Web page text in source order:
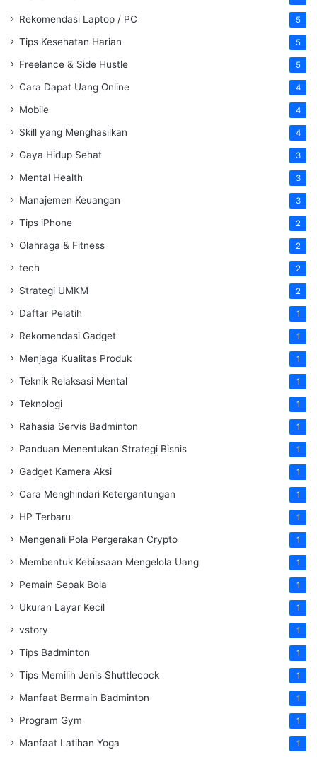
Rekomendasi Laptop / PC 5
Tips Kesehatan Harian 5
Freelance & Side Hustle 5
Cara Dapat Uang Online 4
Mobile 4
Skill yang Menghasilkan 4
Gaya Hidup Sehat 3
Mental Health 3
Manajemen Keuangan 3
Tips iPhone 2
Olahraga & Fitness 2
tech 2
Strategi UMKM 2
Daftar Pelatih 1
Rekomendasi Gadget 1
Menjaga Kualitas Produk 1
Teknik Relaksasi Mental 1
Teknologi 1
Rahasia Servis Badminton 1
Panduan Menentukan Strategi Bisnis 1
Gadget Kamera Aksi 1
Cara Menghindari Ketergantungan 1
HP Terbaru 1
Mengenali Pola Pergerakan Crypto 1
Membentuk Kebiasaan Mengelola Uang 1
Pemain Sepak Bola 1
Ukuran Layar Kecil 1
vstory 1
Tips Badminton 1
Tips Memilih Jenis Shuttlecock 1
Manfaat Bermain Badminton 1
Program Gym 1
Manfaat Latihan Yoga 1